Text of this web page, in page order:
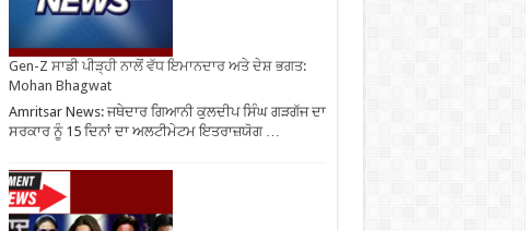
Gen-Z ਸਾਡੀ ਪੀੜ੍ਹੀ ਨਾਲੋਂ ਵੱਧ ਇਮਾਨਦਾਰ ਅਤੇ ਦੇਸ਼ ਭਗਤ:
Mohan Bhagwat
Amritsar News: ਜਥੇਦਾਰ ਗਿਆਨੀ ਕੁਲਦੀਪ ਸਿੰਘ ਗੜਗੱਜ ਦਾ
ਸਰਕਾਰ ਨੂੰ 15 ਦਿਨਾਂ ਦਾ ਅਲਟੀਮੇਟਮ ਇਤਰਾਜ਼ਯੋਗ …